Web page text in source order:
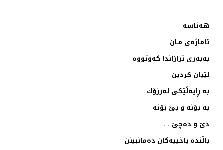
هه‌ناسه‌
ئاماژه‌ی مـان
به‌به‌ری ترازاندا كه‌وتووه‌
لێیان كردین
به‌ ڕایه‌ڵێكی له‌رزۆك
به‌ بۆنه‌ و بێ بۆنه‌
دێ و ده‌چێ . .
باڵنده‌ یاخییه‌كان ده‌مانبینن